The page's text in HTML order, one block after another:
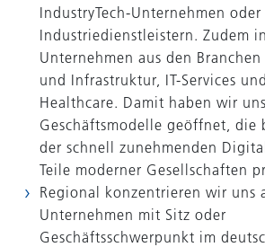
IndustryTech-Unternehmen oder
Industriedienstleistern. Zudem
Unternehmen aus den Branchen
und Infrastruktur, IT-Services
Healthcare. Damit haben wir
Geschäftsmodelle geöffnet, die
der schnell zunehmenden
Teile moderner Gesellschaften
Regional konzentrieren wir uns
Unternehmen mit Sitz oder
Geschäftsschwerpunkt im